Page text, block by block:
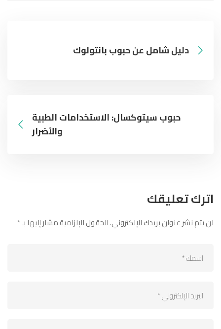
دليل شامل عن حبوب بانتولوك
حبوب سيتوكسال: الاستخدامات الطبية
والأضرار
اترك تعليقك
لن يتم نشر عنوان بريدك الإلكتروني.الحقول الإلزامية مشار إليها بـ*